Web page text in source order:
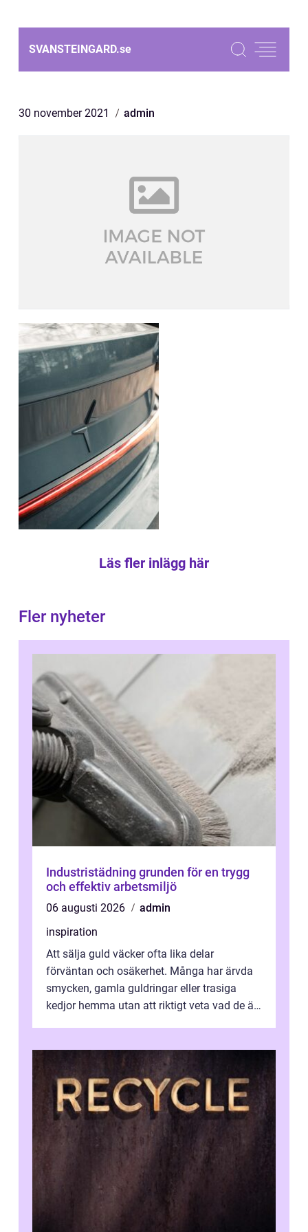
SVANSTEINGARD.se
30 november 2021 admin
Läs fler inlägg här
Fler nyheter
Industristädning grunden för en trygg
och effektiv arbetsmiljö
06 augusti 2026
admin
inspiration
Att sälja guld väcker ofta lika delar
förväntan och osäkerhet. Många har ärvda
smycken, gamla guldringar eller trasiga
kedjor hemma utan att riktigt veta vad de är